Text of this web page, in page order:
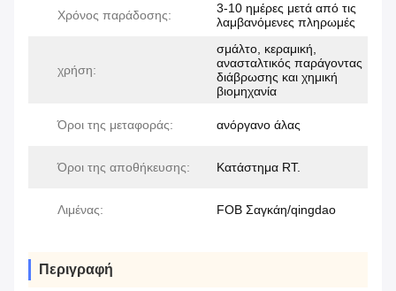
Χρόνος παράδοσης:
3-10 ημέρες μετά από τις
λαμβανόμενες πληρωμές
χρήση:
σμάλτο, κεραμική,
ανασταλτικός παράγοντας
διάβρωσης και χημική
βιομηχανία
Όροι της μεταφοράς: ανόργανο άλας
Όροι της αποθήκευσης: Κατάστημα RT.
Λιμένας: FOB Σαγκάη/qingdao
Περιγραφή